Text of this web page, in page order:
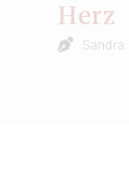
Herz
Sandra